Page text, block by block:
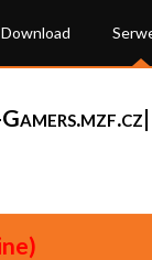
Download